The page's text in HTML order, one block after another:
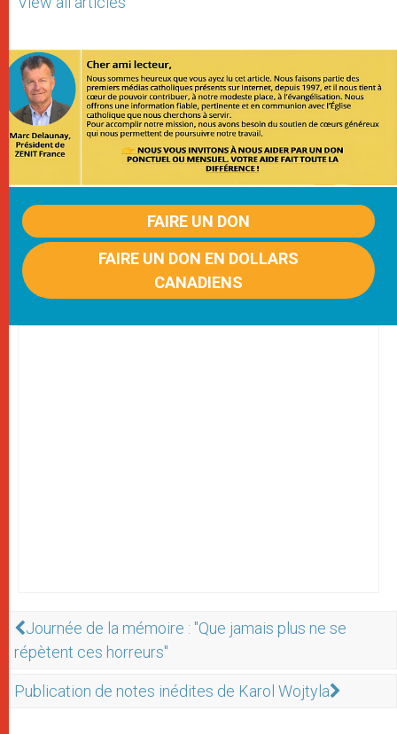
FAIRE UN DON
FAIRE UN DON EN DOLLARS
CANADIENS
Journée de la mémoire : "Que jamais plus ne se
répètent ces horreurs"
Publication de notes inédites de Karol Wojtyla